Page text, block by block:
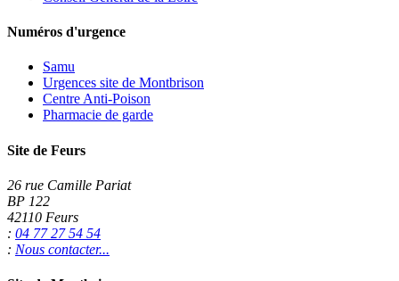
Numéros d'urgence
Samu
Urgences site de Montbrison
Centre Anti-Poison
Pharmacie de garde
Site de Feurs
26 rue Camille Pariat
BP 122
42110 Feurs
: 04 77 27 54 54
: Nous contacter...